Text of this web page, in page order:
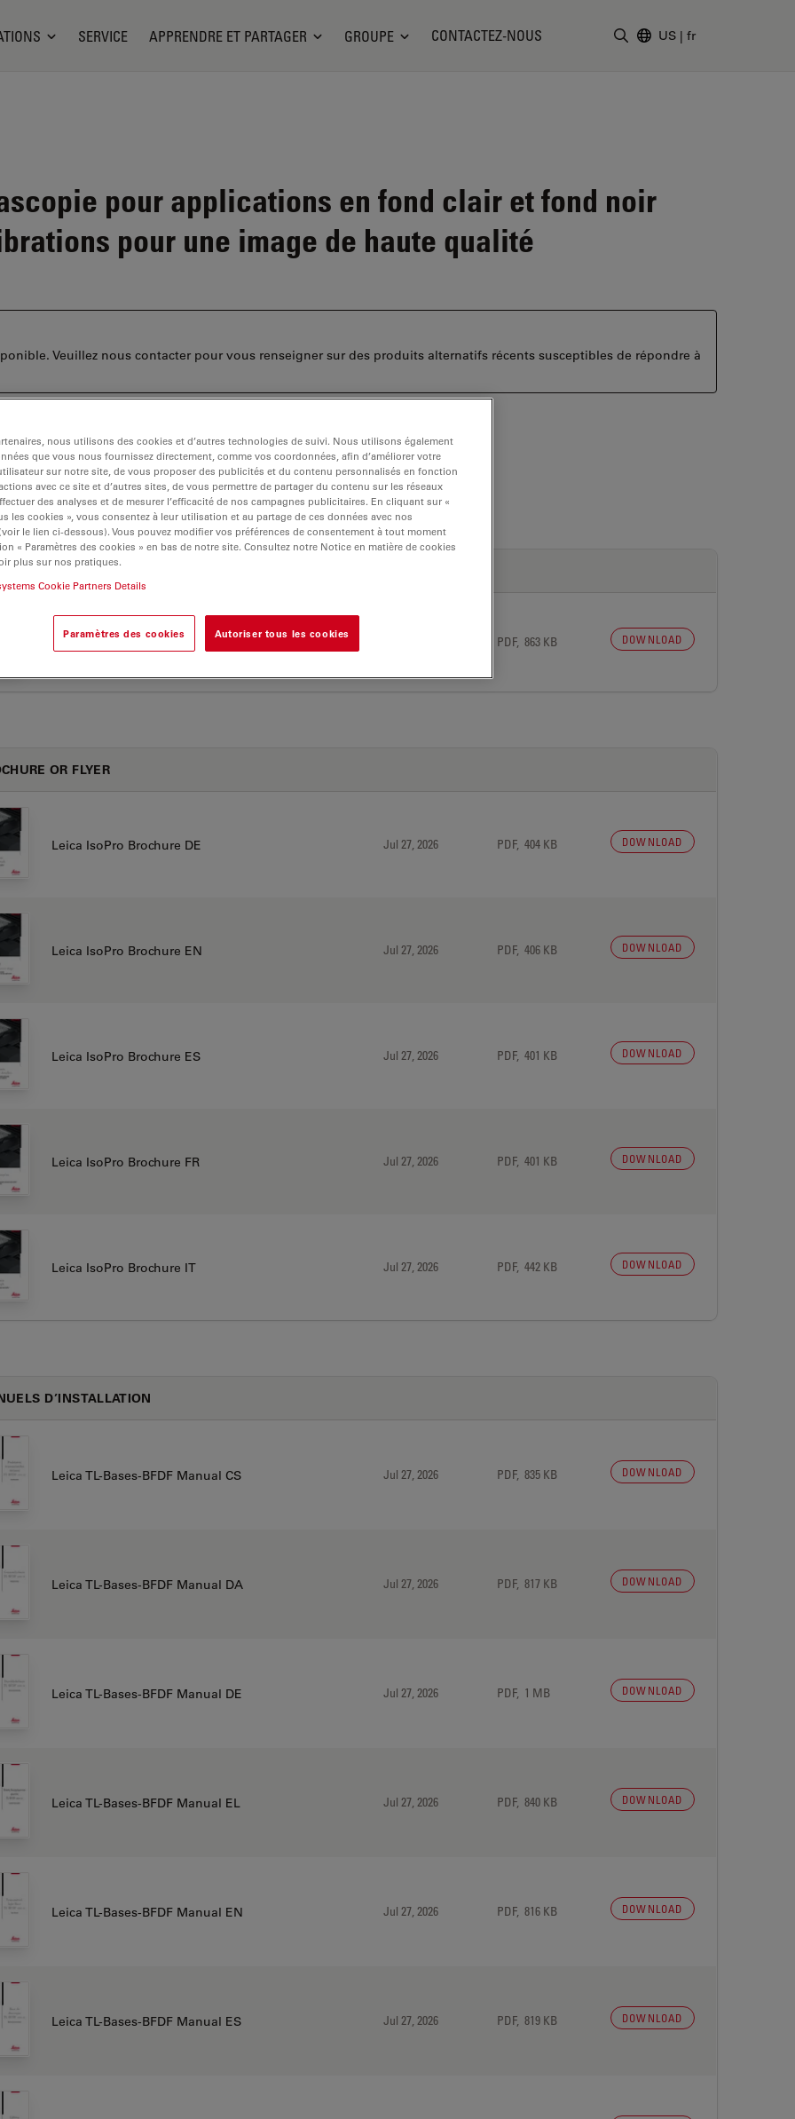
SERVICE APPRENDRE ET PARTAGER GROUPE CONTACTEZ-NOUS US | fr
pour applications en fond clair et fond noir
pour une image de haute qualité
Veuillez nous contacter pour vous renseigner sur des produits alternatifs récents susceptibles de répondre à
BFDF
D’APPLICATION
with Stereo And Confocal Microscopy C.Elegans
PDF, 863 KB DOWNLOAD
OR FLYER
Leica IsoPro Brochure DE Jul 27, 2026 PDF, 404 KB DOWNLOAD
Leica IsoPro Brochure EN Jul 27, 2026 PDF, 406 KB DOWNLOAD
Leica IsoPro Brochure ES Jul 27, 2026 PDF, 401 KB DOWNLOAD
Leica IsoPro Brochure FR Jul 27, 2026 PDF, 401 KB DOWNLOAD
Leica IsoPro Brochure IT Jul 27, 2026 PDF, 442 KB DOWNLOAD
D’INSTALLATION
Leica TL-Bases-BFDF Manual CS Jul 27, 2026 PDF, 835 KB DOWNLOAD
Leica TL-Bases-BFDF Manual DA Jul 27, 2026 PDF, 817 KB DOWNLOAD
Leica TL-Bases-BFDF Manual DE Jul 27, 2026 PDF, 1 MB DOWNLOAD
Leica TL-Bases-BFDF Manual EL Jul 27, 2026 PDF, 840 KB DOWNLOAD
Leica TL-Bases-BFDF Manual EN Jul 27, 2026 PDF, 816 KB DOWNLOAD
Leica TL-Bases-BFDF Manual ES Jul 27, 2026 PDF, 819 KB DOWNLOAD
nous utilisons des cookies et d’autres technologies de suivi. Nous utilisons également
que vous nous fournissez directement, comme vos coordonnées, afin d’améliorer votre
sur notre site, de vous proposer des publicités et du contenu personnalisés en fonction
avec ce site et d’autres sites, de vous permettre de partager du contenu sur les réseaux
des analyses et de mesurer l’efficacité de nos campagnes publicitaires. En cliquant sur «
les cookies », vous consentez à leur utilisation et au partage de ces données avec nos
le lien ci-dessous). Vous pouvez modifier vos préférences de consentement à tout moment
« Paramètres des cookies » en bas de notre site. Consultez notre Notice en matière de cookies
plus sur nos pratiques.
Cookie Partners Details
Paramètres des cookies Autoriser tous les cookies